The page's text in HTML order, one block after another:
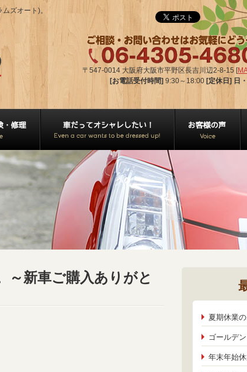
ズオート)。
〒547-0014 大阪府大阪市平野区長吉川辺2-8-15 [
[お電話受付時間] 9:30～18:00 [定休日] 日
～新車ご購入ありがと
夏期休業
ゴールデ
年末年始